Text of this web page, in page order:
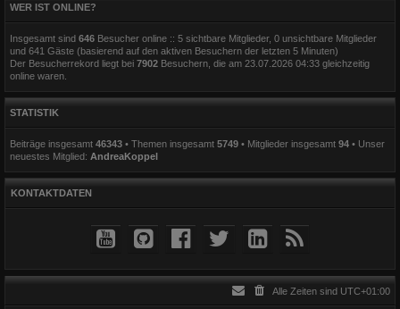
WER IST ONLINE?
Insgesamt sind 646 Besucher online :: 5 sichtbare Mitglieder, 0 unsichtbare Mitglieder
und 641 Gäste (basierend auf den aktiven Besuchern der letzten 5 Minuten)
Der Besucherrekord liegt bei 7902 Besuchern, die am 23.07.2026 04:33 gleichzeitig
online waren.
STATISTIK
Beiträge insgesamt 46343 • Themen insgesamt 5749 • Mitglieder insgesamt 94 • Unser
neuestes Mitglied: AndreaKoppel
KONTAKTDATEN
Alle Zeiten sind UTC+01:00